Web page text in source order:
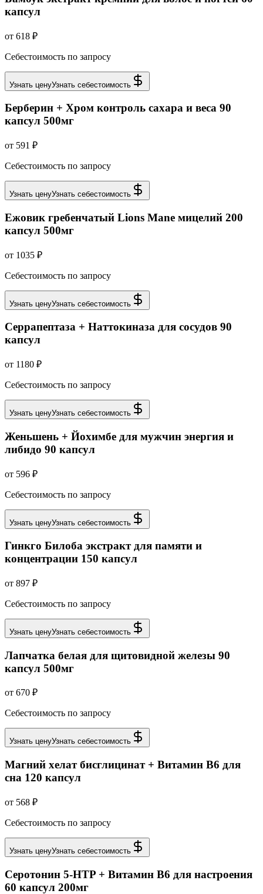
капсул
от 618 ₽
Себестоимость по запросу
Узнать ценуУзнать себестоимость
Берберин + Хром контроль сахара и веса 90
капсул 500мг
от 591 ₽
Себестоимость по запросу
Узнать ценуУзнать себестоимость
Ежовик гребенчатый Lions Mane мицелий 200
капсул 500мг
от 1035 ₽
Себестоимость по запросу
Узнать ценуУзнать себестоимость
Серрапептаза + Наттокиназа для сосудов 90
капсул
от 1180 ₽
Себестоимость по запросу
Узнать ценуУзнать себестоимость
Женьшень + Йохимбе для мужчин энергия и
либидо 90 капсул
от 596 ₽
Себестоимость по запросу
Узнать ценуУзнать себестоимость
Гинкго Билоба экстракт для памяти и
концентрации 150 капсул
от 897 ₽
Себестоимость по запросу
Узнать ценуУзнать себестоимость
Лапчатка белая для щитовидной железы 90
капсул 500мг
от 670 ₽
Себестоимость по запросу
Узнать ценуУзнать себестоимость
Магний хелат бисглицинат + Витамин В6 для
сна 120 капсул
от 568 ₽
Себестоимость по запросу
Узнать ценуУзнать себестоимость
Серотонин 5-HTP + Витамин В6 для настроения
60 капсул 200мг